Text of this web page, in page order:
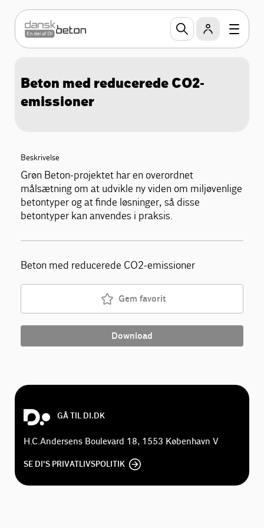
Beton med reducerede CO2-
emissioner
Beskrivelse
Grøn Beton-projektet har en overordnet
målsætning om at udvikle ny viden om miljøvenlige
betontyper og at finde løsninger, så disse
betontyper kan anvendes i praksis.
Beton med reducerede CO2-emissioner
Gem favorit
Download
GÅ TIL DI.DK
H.C.Andersens Boulevard 18, 1553 København V
SE DI'S PRIVATLIVSPOLITIK